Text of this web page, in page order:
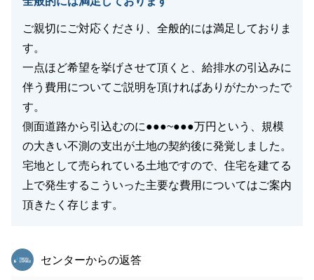
ご親切にご対応くださり、全般的には満足しておりま
す。
一点ほど希望を挙げさせて頂くと、給排水の引込みに
伴う費用についてご説明を頂ければありがたかったで
す。
側面道路から引込むのに●●●~●●●万円という、規模
の大きい不測の支出が土地の契約後に発覚しました。
宅地として売られている土地ですので、住宅を建てる
上で発生するこういった主要な費用についてはご案内
頂きたく存じます。
東急リバブル
センターからの返答